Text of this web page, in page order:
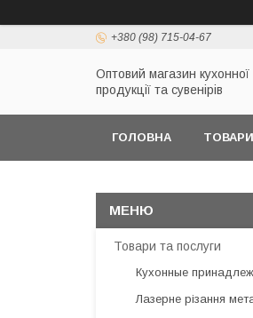
+380 (98) 715-04-67
Оптовий магазин кухонної
продукції та сувенірів
ГОЛОВНА
Товари та послуги
Кухонные
Лазерне різання